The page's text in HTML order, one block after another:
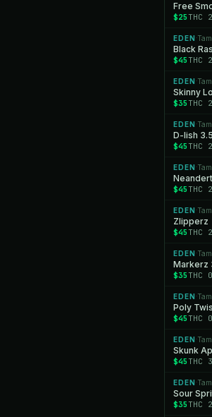
Free
$25 THC
EDEN ·
Black
$45 THC
EDEN ·
Skinny
$35 THC
EDEN ·
D-lish
$45 THC
EDEN ·
$45 THC
EDEN ·
Zlipperz
$45 THC
EDEN ·
Markerz
$35 THC
EDEN ·
Poly
$45 THC
EDEN ·
Skunk
$45 THC
EDEN ·
Sour
$35 THC